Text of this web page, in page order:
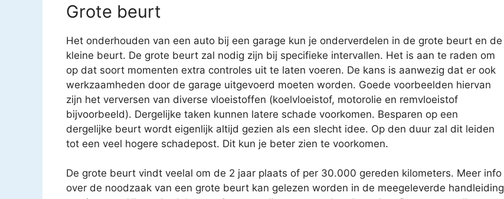
Grote beurt
Het onderhouden van een auto bij een garage kun je onderverdelen in de grote beurt en de
kleine beurt. De grote beurt zal nodig zijn bij specifieke intervallen. Het is aan te raden om
op dat soort momenten extra controles uit te laten voeren. De kans is aanwezig dat er ook
werkzaamheden door de garage uitgevoerd moeten worden. Goede voorbeelden hiervan
zijn het verversen van diverse vloeistoffen (koelvloeistof, motorolie en remvloeistof
bijvoorbeeld). Dergelijke taken kunnen latere schade voorkomen. Besparen op een
dergelijke beurt wordt eigenlijk altijd gezien als een slecht idee. Op den duur zal dit leiden
tot een veel hogere schadepost. Dit kun je beter zien te voorkomen.
De grote beurt vindt veelal om de 2 jaar plaats of per 30.000 gereden kilometers. Meer info
over de noodzaak van een grote beurt kan gelezen worden in de meegeleverde handleiding